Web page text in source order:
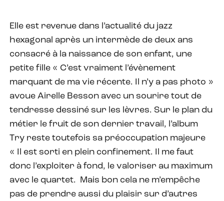
Elle est revenue dans l’actualité du jazz
hexagonal après un intermède de deux ans
consacré à la naissance de son enfant, une
petite fille « C’est vraiment l’évènement
marquant de ma vie récente. Il n’y a pas photo »
avoue Airelle Besson avec un sourire tout de
tendresse dessiné sur les lèvres. Sur le plan du
métier le fruit de son dernier travail, l’album
Try reste toutefois sa préoccupation majeure
« Il est sorti en plein confinement. Il me faut
donc l’exploiter à fond, le valoriser au maximum
avec le quartet. Mais bon cela ne m’empêche
pas de prendre aussi du plaisir sur d’autres